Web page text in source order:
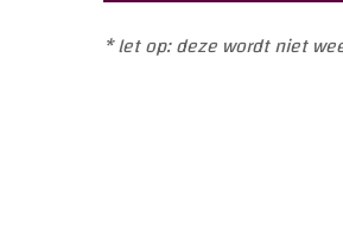
* let op: deze wordt niet